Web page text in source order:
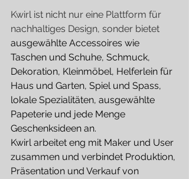
Kwirl ist nicht nur eine Plattform für
nachhaltiges Design, sonder bietet
ausgewählte Accessoires wie
Taschen und Schuhe, Schmuck,
Dekoration, Kleinmöbel, Helferlein für
Haus und Garten, Spiel und Spass,
lokale Spezialitäten, ausgewählte
Papeterie und jede Menge
Geschenksideen an.
Kwirl arbeitet eng mit Maker und User
zusammen und verbindet Produktion,
Präsentation und Verkauf von